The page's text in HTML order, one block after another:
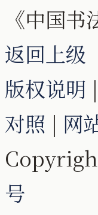
《中国
返回上级
版权说明 |
对照 | 网
号